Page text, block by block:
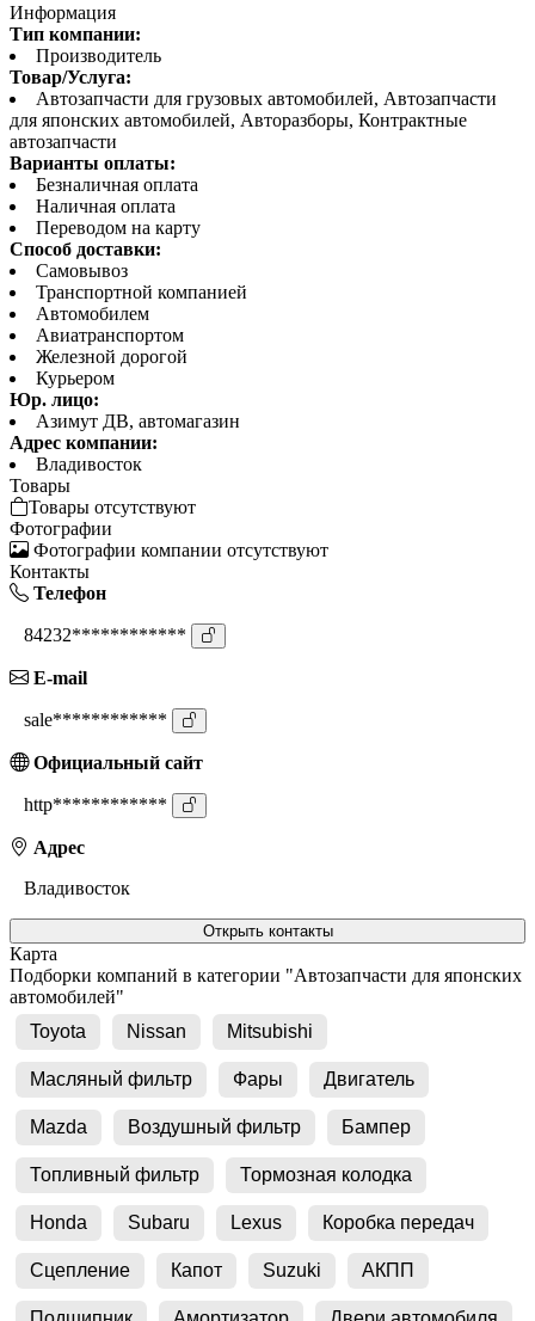
Информация
Тип компании:
Производитель
Товар/Услуга:
Автозапчасти для грузовых автомобилей, Автозапчасти
для японских автомобилей, Авторазборы, Контрактные
автозапчасти
Варианты оплаты:
Безналичная оплата
Наличная оплата
Переводом на карту
Способ доставки:
Самовывоз
Транспортной компанией
Автомобилем
Авиатранспортом
Железной дорогой
Курьером
Юр. лицо:
Азимут ДВ, автомагазин
Адрес компании:
Владивосток
Товары
Товары отсутствуют
Фотографии
Фотографии компании отсутствуют
Контакты
Телефон
84232************
E-mail
sale************
Официальный сайт
http************
Адрес
Владивосток
Открыть контакты
Карта
Подборки компаний в категории "Автозапчасти для японских
автомобилей"
Toyota
Nissan Mitsubishi
Масляный фильтр Фары Двигатель
Mazda Воздушный фильтр Бампер
Топливный фильтр Тормозная колодка
Honda Subaru Lexus Коробка передач
Сцепление Капот Suzuki АКПП